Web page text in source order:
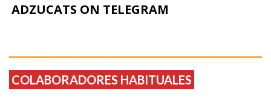
ADZUCATS ON TELEGRAM
COLABORADORES HABITUALES